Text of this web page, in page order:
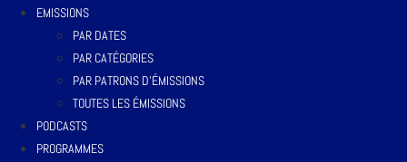
EMISSIONS
PAR DATES
PAR CATÉGORIES
PAR PATRONS D’ÉMISSIONS
TOUTES LES ÉMISSIONS
PODCASTS
PROGRAMMES